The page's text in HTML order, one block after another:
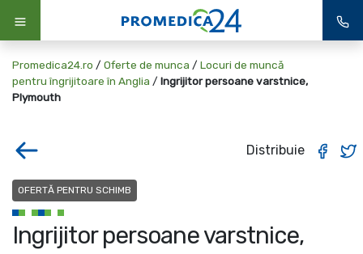
Promedica24.ro / Oferte de munca / Locuri de muncă
pentru îngrijitoare în Anglia / Ingrijitor persoane varstnice,
Plymouth
Distribuie
OFERTĂ PENTRU SCHIMB
Ingrijitor persoane varstnice,